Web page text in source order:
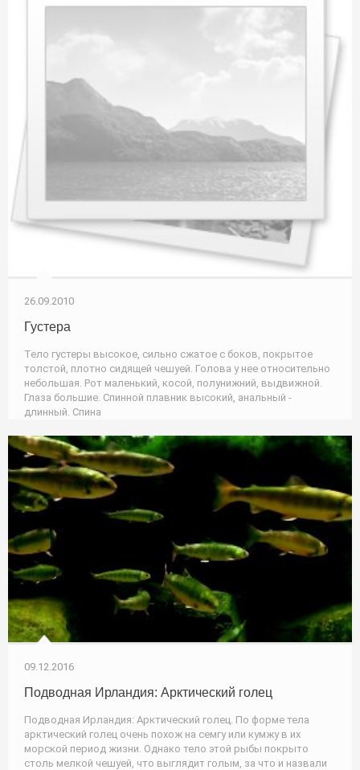
26.09.2010
Густера
Тело густеры высокое, сильно сжатое с боков, покрытое
толстой, плотно сидящей чешуей. Голова у нее относительно
небольшая. Рот маленький, косой, полунижний, выдвижной.
Глаза большие. Спинной плавник высокий, анальный -
длинный. Спина
09.12.2016
Подводная Ирландия: Арктический голец
Подводная Ирландия: Арктический голец. По форме тела
арктический голец очень похож на семгу или кумжу в их
морской период жизни. Однако тело этой рыбы покрыто
столь мелкой чешуей, что выглядит голым, за что и назвали